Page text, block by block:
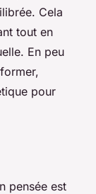
Cela
tout en
En peu
pour
pensée est